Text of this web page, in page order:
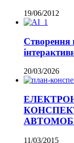
19/06/2012
Створення
20/03/2026
11/03/2015